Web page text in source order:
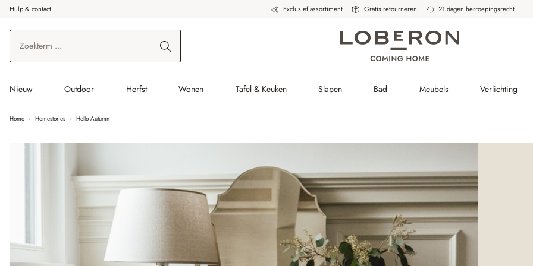
de hoofdinhoud
Ga naar zoeken
Ga naar de hoofdnavigatie
Hulp & contact Exclusief assortiment Gratis retourneren 21 dagen herroepingsrecht
Nieuw Outdoor Herfst Wonen Tafel & Keuken Slapen Bad Meubels Verlichting
Home Homestories Hello Autumn